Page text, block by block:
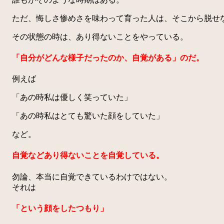
ただ、悔しさ惨めさを味わって育った人は、そこから脱せ
その状態の時は、あり得ないことをやっている。
「自分がどんな様子だったのか、自覚がある」のだ。
例えば
「あの時私は優しく笑っていた」
「あの時私はとても驚いた顔をしていた」
など。
自覚などあり得ないことを自覚している。
勿論、本当に自覚できているわけではない。
それは
「という顔をしたつもり」